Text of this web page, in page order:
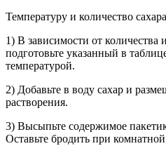
Температуру и количество
1) В зависимости от количества
подготовьте указанный в
температурой.
2) Добавьте в воду сахар и
растворения.
3) Высыпьте содержимое
Оставьте бродить при